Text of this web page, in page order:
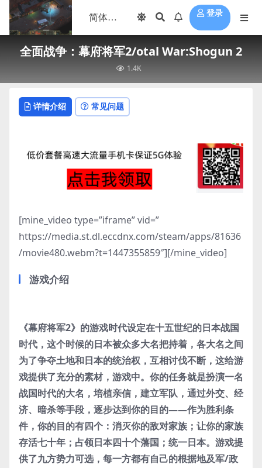
登录
全面战争：幕府将军2/otal War:Shogun 2
1.4K
详情介绍 常见问题
[mine_video type=”iframe” vid=”
https://media.st.dl.eccdnx.com/steam/apps/81636
/movie480.webm?t=1447355859″][/mine_video]
游戏介绍
《幕府将军2》的游戏时代设定在十五世纪的日本战国
时代，这个时候的日本被众多大名把持着，各大名之间
为了争夺土地和日本的统治权，互相讨伐不断，这给游
戏提供了充分的素材，游戏中。你的任务就是扮演一名
战国时代的大名，培植亲信，建立军队，通过外交、经
济、暗杀等手段，逐步达到你的目的——作为胜利条
件，你的目的有四个：消灭你的敌对家族；让你的家族
存活七十年；占领日本四十个藩国；统一日本。游戏提
供了九方势力可选，每一方都有自己的根据地及军/政